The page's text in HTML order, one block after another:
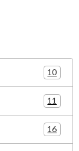
10
11
16